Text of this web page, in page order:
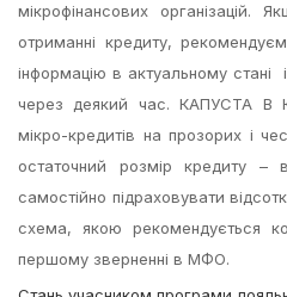
мікрофінансових
отриманні кредиту,
інформацію в актуальному стані
через деякий час. КАПУСТА В
мікро-кредитів на прозорих і
остаточний розмір кредиту –
самостійно підраховувати
схема, якою рекомендується
першому зверненні в МФО.